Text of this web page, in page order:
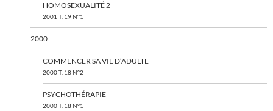
HOMOSEXUALITÉ 2
2001 T. 19 N°1
2000
COMMENCER SA VIE D’ADULTE
2000 T. 18 N°2
PSYCHOTHÉRAPIE
2000 T. 18 N°1